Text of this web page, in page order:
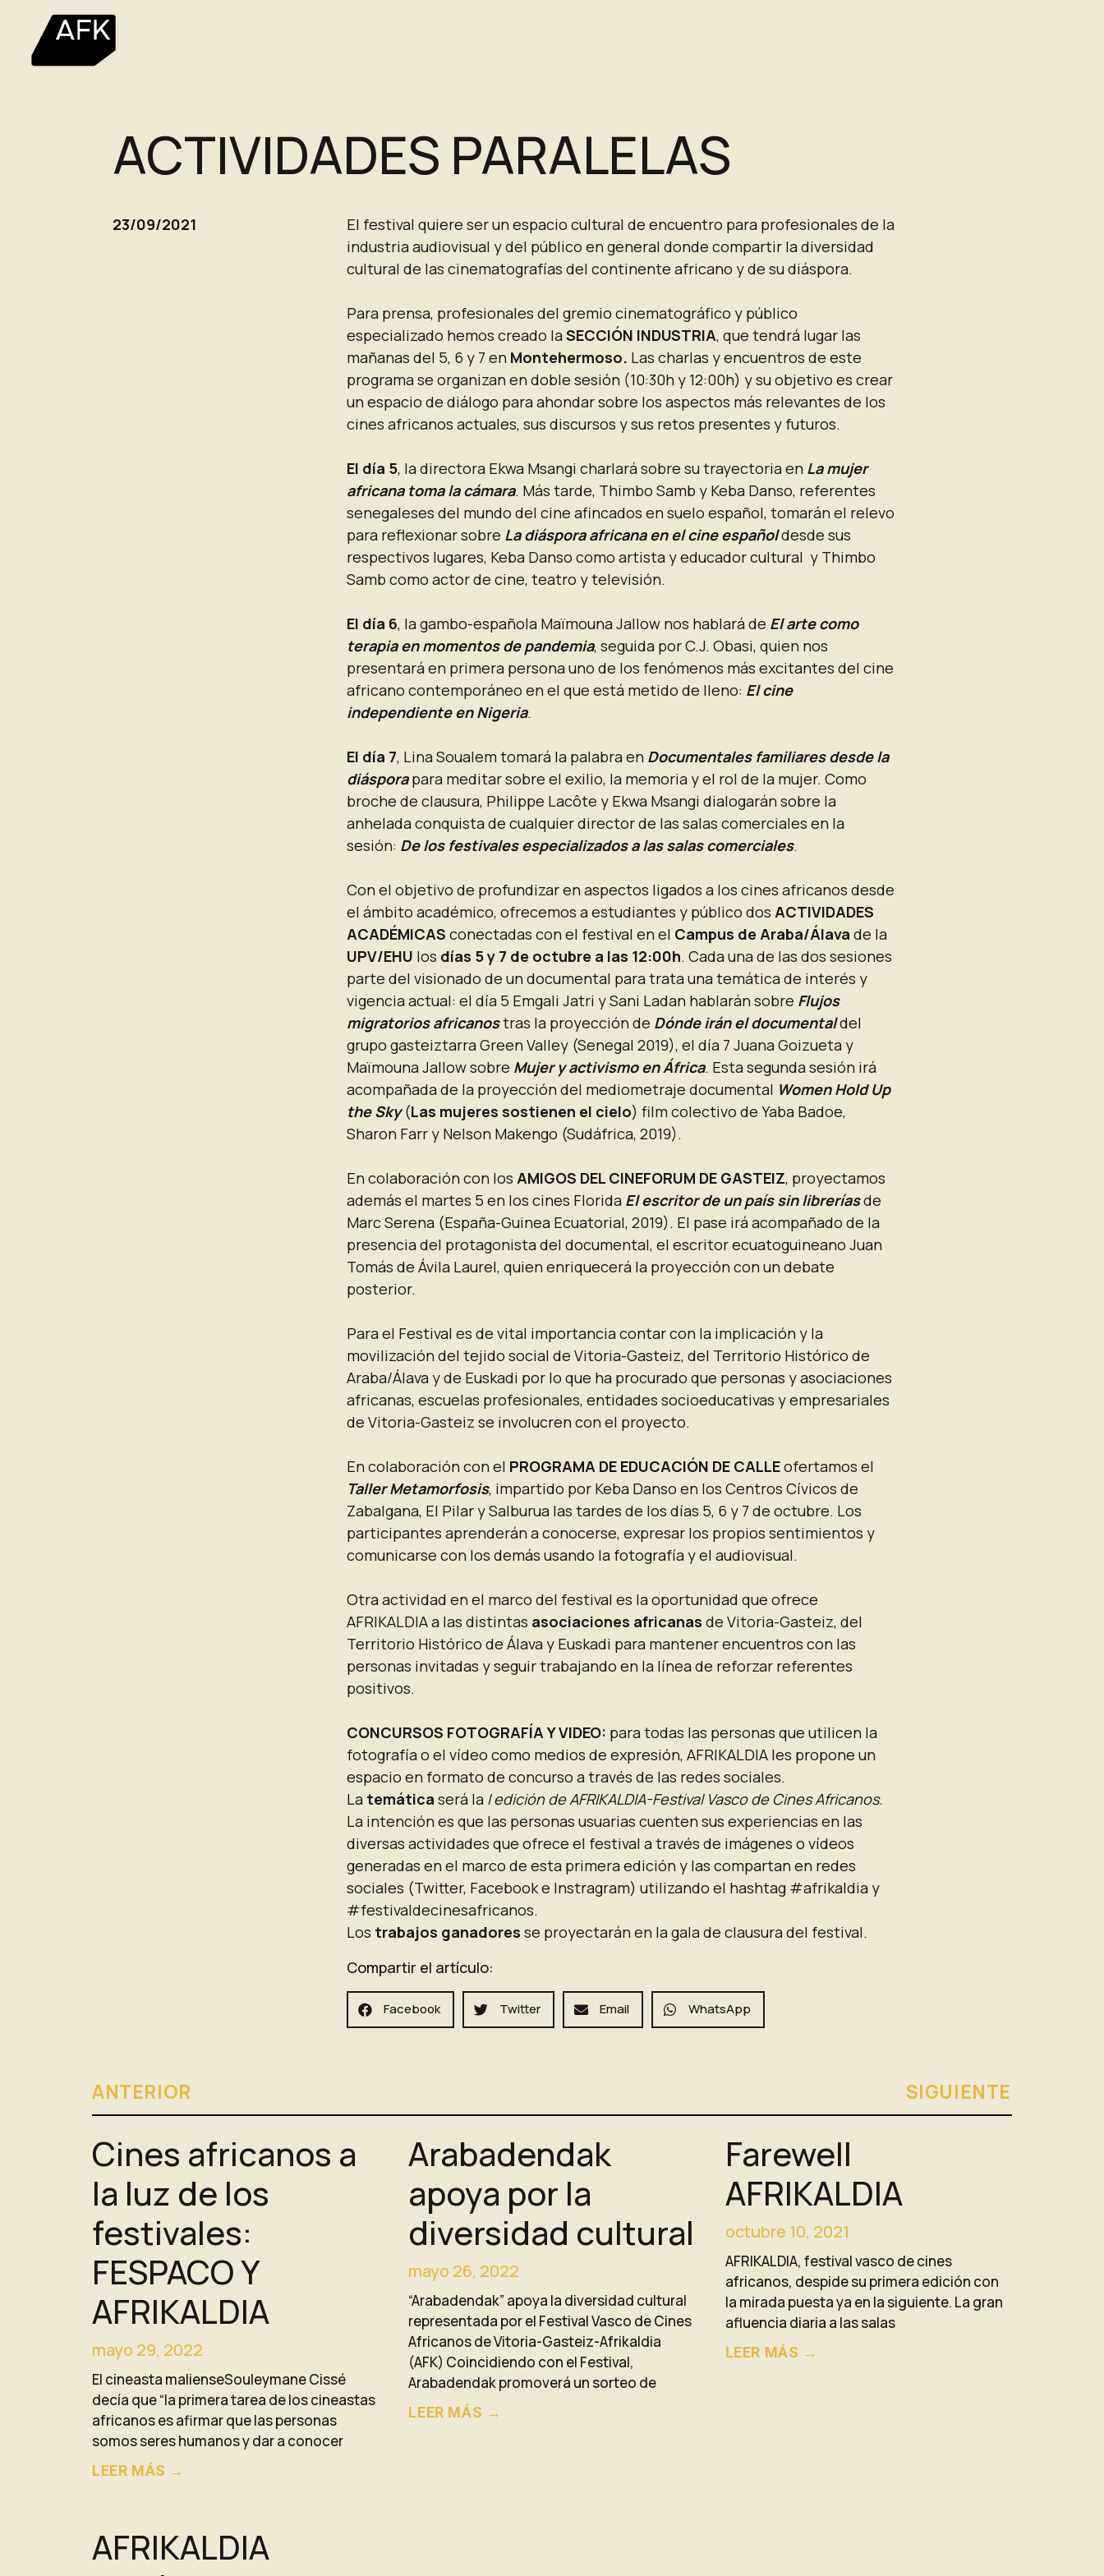
ACTIVIDADES PARALELAS
23/09/2021
El festival quiere ser un espacio cultural de encuentro para profesionales de la
industria audiovisual y del público en general donde compartir la diversidad
cultural de las cinematografías del continente africano y de su diáspora.
Para prensa, profesionales del gremio cinematográfico y público
especializado hemos creado laSECCIÓN INDUSTRIA, que tendrá lugar las
mañanas del 5, 6 y 7 en Montehermoso. Las charlas y encuentros de este
programa se organizan en doble sesión (10:30h y 12:00h) y su objetivo es crear
un espacio de diálogo para ahondar sobre los aspectos más relevantes de los
cines africanos actuales, sus discursos y sus retos presentes y futuros.
El día 5, la directora Ekwa Msangi charlará sobre su trayectoria en La mujer
africana toma la cámara. Más tarde, Thimbo Samb y Keba Danso, referentes
senegaleses del mundo del cine afincados en suelo español, tomarán el relevo
para reflexionar sobre La diáspora africana en el cine españoldesde sus
respectivos lugares, Keba Danso como artista y educador cultural y Thimbo
Samb como actor de cine, teatro y televisión.
El día 6, la gambo-española Maïmouna Jallow nos hablará de El arte como
terapia en momentos de pandemia, seguida por C.J. Obasi, quien nos
presentará en primera persona uno de los fenómenos más excitantes del cine
africano contemporáneo en el que está metido de lleno: El cine
independiente en Nigeria.
El día 7, Lina Soualem tomará la palabra en Documentales familiares desde la
diásporapara meditar sobre el exilio, la memoria y el rol de la mujer. Como
broche de clausura, Philippe Lacôte y Ekwa Msangi dialogarán sobre la
anhelada conquista de cualquier director de las salas comerciales en la
sesión: De los festivales especializados a las salas comerciales.
Con el objetivo de profundizar en aspectos ligados a los cines africanos desde
el ámbito académico, ofrecemos a estudiantes y público dos ACTIVIDADES
ACADÉMICAS conectadas con el festival en el Campus de Araba/Álava de la
UPV/EHU los días 5 y 7 de octubre a las 12:00h. Cada una de las dos sesiones
parte del visionado de un documental para trata una temática de interés y
vigencia actual: el día 5 Emgali Jatri y Sani Ladan hablarán sobre Flujos
migratorios africanostras la proyección de Dónde irán el documentaldel
grupo gasteiztarra Green Valley (Senegal 2019), el día 7 Juana Goizueta y
Maïmouna Jallow sobre Mujer y activismo en África. Esta segunda sesión irá
acompañada de la proyección del mediometraje documental Women Hold Up
the Sky(Las mujeres sostienen el cielo) film colectivo de Yaba Badoe,
Sharon Farr y Nelson Makengo (Sudáfrica, 2019).
En colaboración con los AMIGOS DEL CINEFORUM DE GASTEIZ, proyectamos
además el martes 5 en los cines Florida El escritor de un país sin libreríasde
Marc Serena (España-Guinea Ecuatorial, 2019). El pase irá acompañado de la
presencia del protagonista del documental, el escritor ecuatoguineano Juan
Tomás de Ávila Laurel, quien enriquecerá la proyección con un debate
posterior.
Para el Festival es de vital importancia contar con la implicación y la
movilización del tejido social de Vitoria-Gasteiz, del Territorio Histórico de
Araba/Álava y de Euskadi por lo que ha procurado que personas y asociaciones
africanas, escuelas profesionales, entidades socioeducativas y empresariales
de Vitoria-Gasteiz se involucren con el proyecto.
En colaboración con el PROGRAMA DE EDUCACIÓN DE CALLEofertamos el
Taller Metamorfosis, impartido por Keba Danso en los Centros Cívicos de
Zabalgana, El Pilar y Salburua las tardes de los días 5, 6 y 7 de octubre. Los
participantes aprenderán a conocerse, expresar los propios sentimientos y
comunicarse con los demás usando la fotografía y el audiovisual.
Otra actividad en el marco del festival es la oportunidad que ofrece
AFRIKALDIA a las distintas asociaciones africanas de Vitoria-Gasteiz, del
Territorio Histórico de Álava y Euskadi para mantener encuentros con las
personas invitadas y seguir trabajando en la línea de reforzar referentes
positivos.
CONCURSOS FOTOGRAFÍA Y VIDEO: para todas las personas que utilicen la
fotografía o el vídeo como medios de expresión, AFRIKALDIA les propone un
espacio en formato de concurso a través de las redes sociales.
La temática será la I edición de AFRIKALDIA-Festival Vasco de Cines Africanos.
La intención es que las personas usuarias cuenten sus experiencias en las
diversas actividades que ofrece el festival a través de imágenes o vídeos
generadas en el marco de esta primera edición y las compartan en redes
sociales (Twitter, Facebook e Instragram) utilizando el hashtag #afrikaldia y
#festivaldecinesafricanos.
Los trabajos ganadores se proyectarán en la gala de clausura del festival.
Compartir el artículo:
Facebook Twitter Email WhatsApp
ANTERIOR SIGUIENTE
Cines africanos a
la luz de los
festivales:
FESPACO Y
AFRIKALDIA
mayo 29, 2022
El cineasta malienseSouleymane Cissé
decía que “la primera tarea de los cineastas
africanos es afirmar que las personas
somos seres humanos y dar a conocer
LEER MÁS →
Arabadendak
apoya por la
diversidad cultural
mayo 26, 2022
“Arabadendak” apoya la diversidad cultural
representada por el Festival Vasco de Cines
Africanos de Vitoria-Gasteiz-Afrikaldia
(AFK) Coincidiendo con el Festival,
Arabadendak promoverá un sorteo de
LEER MÁS →
Farewell
AFRIKALDIA
octubre 10, 2021
AFRIKALDIA, festival vasco de cines
africanos, despide su primera edición con
la mirada puesta ya en la siguiente. La gran
afluencia diaria a las salas
LEER MÁS →
AFRIKALDIA